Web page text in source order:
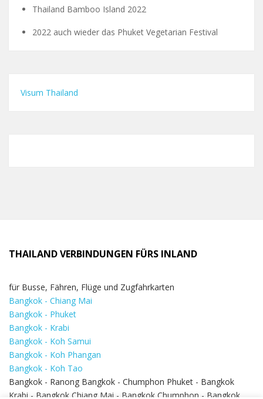
Thailand Bamboo Island 2022
2022 auch wieder das Phuket Vegetarian Festival
Visum Thailand
THAILAND VERBINDUNGEN FÜRS INLAND
für Busse, Fähren, Flüge und Zugfahrkarten
Bangkok - Chiang Mai
Bangkok - Phuket
Bangkok - Krabi
Bangkok - Koh Samui
Bangkok - Koh Phangan
Bangkok - Koh Tao
Bangkok - Ranong Bangkok - Chumphon Phuket - Bangkok
Krabi - Bangkok Chiang Mai - Bangkok Chumphon - Bangkok